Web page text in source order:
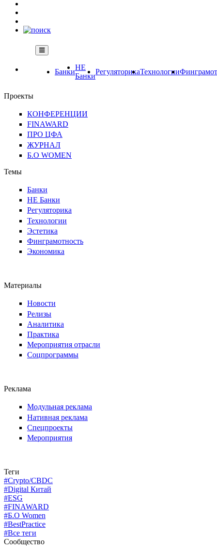
Банки
НЕ
Банки
РегуляторикаТехнологии
Проекты
КОНФЕРЕНЦИИ
FINAWARD
ПРО ЦФА
ЖУРНАЛ
Б.О WOMEN
Темы
Банки
НЕ Банки
Регуляторика
Технологии
Эстетика
Финграмотность
Экономика
Материалы
Новости
Релизы
Аналитика
Практика
Мероприятия отрасли
Соцпрограммы
Реклама
Модульная реклама
Нативная реклама
Спецпроекты
Мероприятия
Теги
#Crypto/CBDC
#Digital Китай
#ESG
#FINAWARD
#Б.О Women
#BestPractice
#Все теги
Сообщество